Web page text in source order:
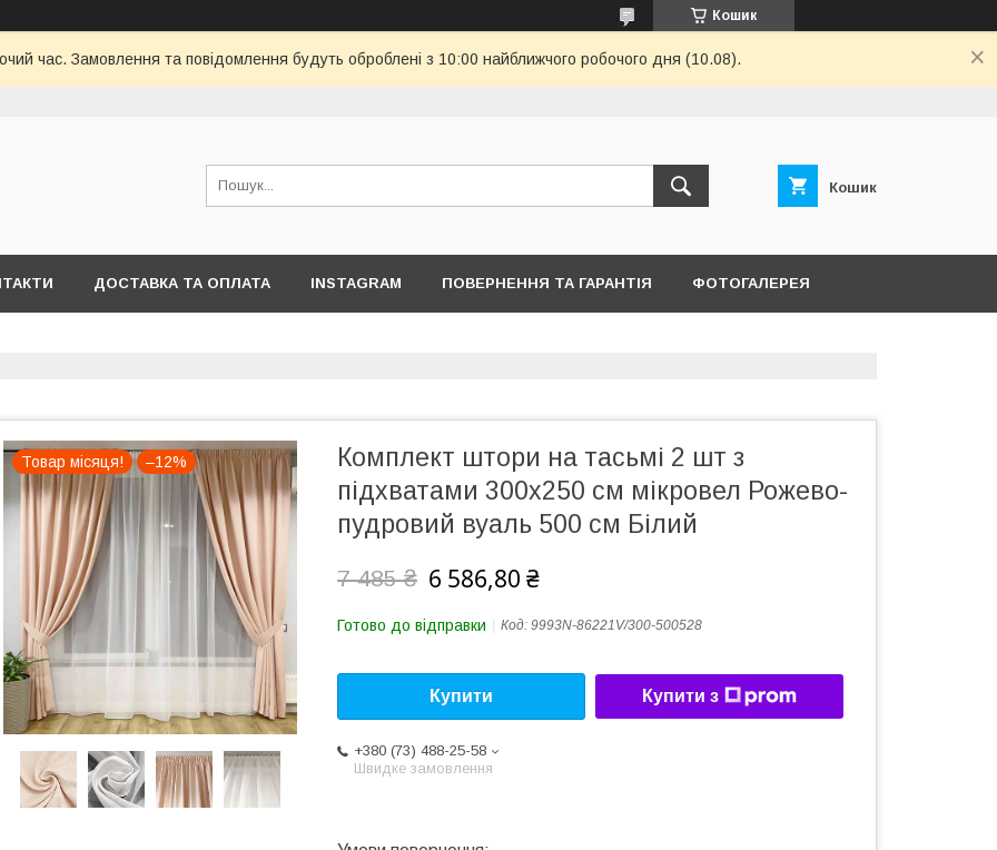
Кошик
час. Замовлення та повідомлення будуть оброблені з 10:00 найближчого робочого дня (10.08).
Кошик
ДОСТАВКА ТА ОПЛАТА INSTAGRAM ПОВЕРНЕННЯ ТА ГАРАНТІЯ ФОТОГАЛЕРЕЯ
Товар місяця! –12%
Комплект штори на тасьмі 2 шт з
підхватами 300х250 см мікровел Рожево-
пудровий вуаль 500 см Білий
7 485 ₴ 6 586,80 ₴
Готово до відправки Код: 9993N-86221V/300-500528
Купити Купити з
+380 (73) 488-25-58
Швидке замовлення